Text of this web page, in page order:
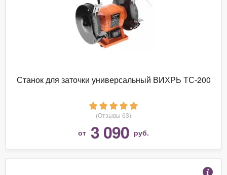
Станок для заточки универсальный ВИХРЬ ТС-200
(Отзывы 63)
от 3 090 руб.